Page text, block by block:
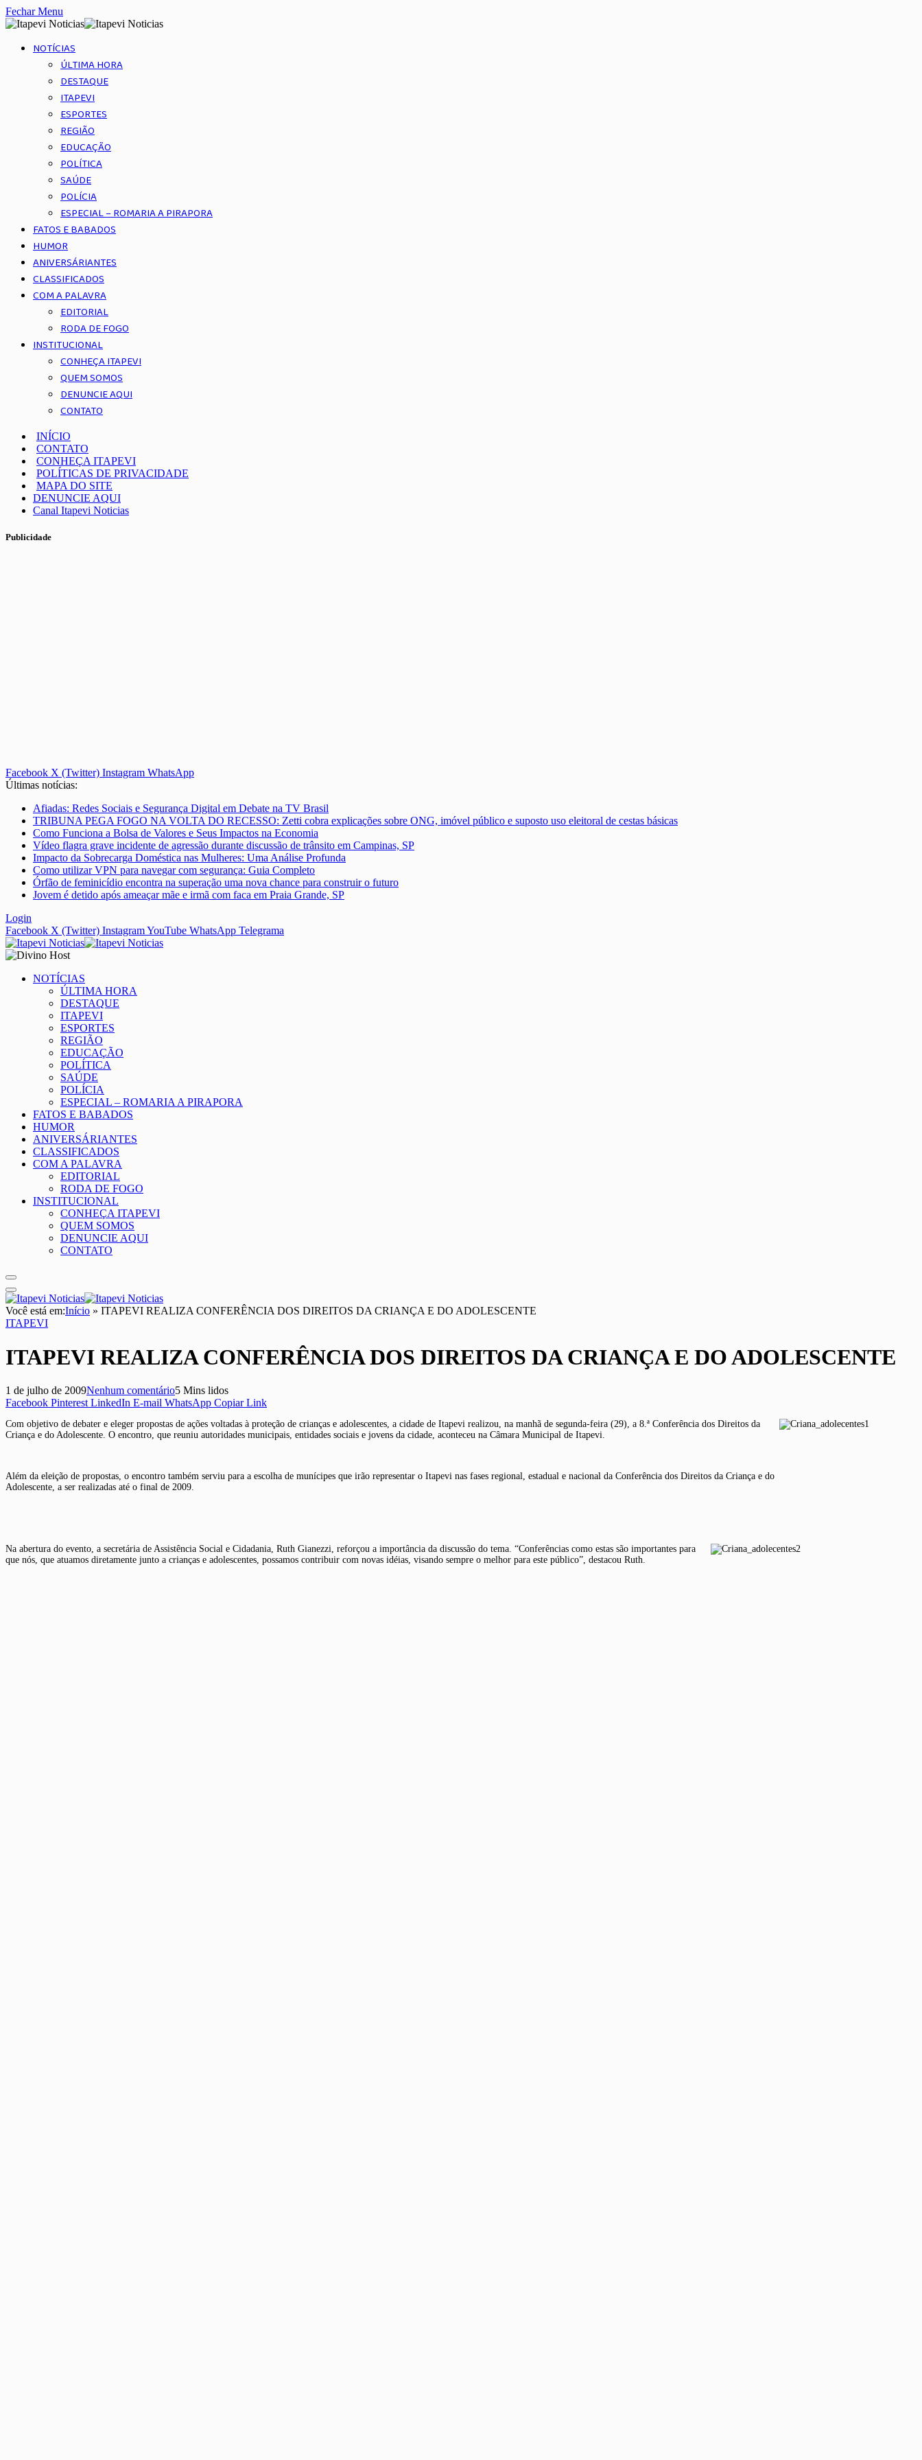
Fechar Menu
NOTÍCIAS
ÚLTIMA HORA
DESTAQUE
ITAPEVI
ESPORTES
REGIÃO
EDUCAÇÃO
POLÍTICA
SAÚDE
POLÍCIA
ESPECIAL – ROMARIA A PIRAPORA
FATOS E BABADOS
HUMOR
ANIVERSÁRIANTES
CLASSIFICADOS
COM A PALAVRA
EDITORIAL
RODA DE FOGO
INSTITUCIONAL
CONHEÇA ITAPEVI
QUEM SOMOS
DENUNCIE AQUI
CONTATO
INÍCIO
CONTATO
CONHEÇA ITAPEVI
POLÍTICAS DE PRIVACIDADE
MAPA DO SITE
DENUNCIE AQUI
Canal Itapevi Noticias
Publicidade
Facebook X (Twitter) Instagram WhatsApp
Últimas notícias:
Afiadas: Redes Sociais e Segurança Digital em Debate na TV Brasil
TRIBUNA PEGA FOGO NA VOLTA DO RECESSO: Zetti cobra explicações sobre ONG, imóvel público e suposto uso eleitoral de cestas básicas
Como Funciona a Bolsa de Valores e Seus Impactos na Economia
Vídeo flagra grave incidente de agressão durante discussão de trânsito em Campinas, SP
Impacto da Sobrecarga Doméstica nas Mulheres: Uma Análise Profunda
Como utilizar VPN para navegar com segurança: Guia Completo
Órfão de feminicídio encontra na superação uma nova chance para construir o futuro
Jovem é detido após ameaçar mãe e irmã com faca em Praia Grande, SP
Login
Facebook X (Twitter) InstagramYouTube WhatsApp Telegrama
NOTÍCIAS
ÚLTIMA HORA
DESTAQUE
ITAPEVI
ESPORTES
REGIÃO
EDUCAÇÃO
POLÍTICA
SAÚDE
POLÍCIA
ESPECIAL – ROMARIA A PIRAPORA
FATOS E BABADOS
HUMOR
ANIVERSÁRIANTES
CLASSIFICADOS
COM A PALAVRA
EDITORIAL
RODA DE FOGO
INSTITUCIONAL
CONHEÇA ITAPEVI
QUEM SOMOS
DENUNCIE AQUI
CONTATO
Você está em:Início » ITAPEVI REALIZA CONFERÊNCIA DOS DIREITOS DA CRIANÇA E DO ADOLESCENTE
ITAPEVI
ITAPEVI REALIZA CONFERÊNCIA DOS DIREITOS DA CRIANÇA E DO ADOLESCENTE
1 de julho de 2009Nenhum comentário5 Mins lidos
Facebook Pinterest LinkedIn E-mail WhatsApp Copiar Link
Com objetivo de debater e eleger propostas de ações voltadas à proteção de crianças e adolescentes, a cidade de Itapevi realizou, na manhã de segunda-feira (29), a 8.ª Conferência dos Direitos da
Criança e do Adolescente. O encontro, que reuniu autoridades municipais, entidades sociais e jovens da cidade, aconteceu na Câmara Municipal de Itapevi.
Além da eleição de propostas, o encontro também serviu para a escolha de munícipes que irão representar o Itapevi nas fases regional, estadual e nacional da Conferência dos Direitos da Criança e do
Adolescente, a ser realizadas até o final de 2009.
Na abertura do evento, a secretária de Assistência Social e Cidadania, Ruth Gianezzi, reforçou a importância da discussão do tema. “Conferências como estas são importantes para
que nós, que atuamos diretamente junto a crianças e adolescentes, possamos contribuir com novas idéias, visando sempre o melhor para este público”, destacou Ruth.